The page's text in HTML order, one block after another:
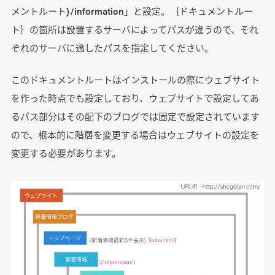
メントルート}/information」と設定。｛ドキュメントルー
ト｝の箇所は設置するサーバによってパスが違うので、それ
ぞれのサーバに適したパスを指定してください。
このドキュメントルートはインストールの際にウェブサイト
を作った時点でも設定しており、ウェブサイトで設定してあ
るパス部分はその配下のブログでは固定で設定されています
ので、根本的に階層を変更する場合はウェブサイトの設定を
変更する必要があります。